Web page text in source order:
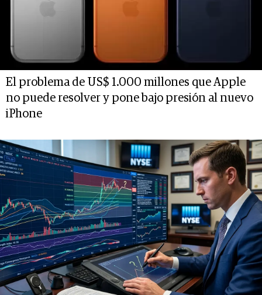
El problema de US$ 1.000 millones que Apple
no puede resolver y pone bajo presión al nuevo
iPhone